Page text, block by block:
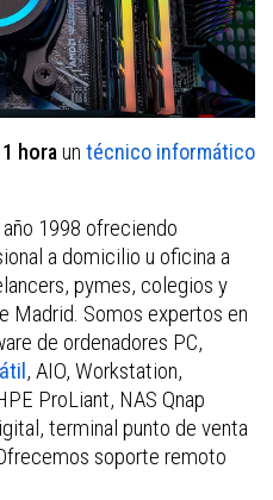
1 hora un técnico informático
1998 ofreciendo
a domicilio u oficina a
pymes, colegios y
Madrid. Somos expertos en
de ordenadores PC,
, AIO, Workstation,
ProLiant, NAS Qnap
terminal punto de venta
soporte remoto